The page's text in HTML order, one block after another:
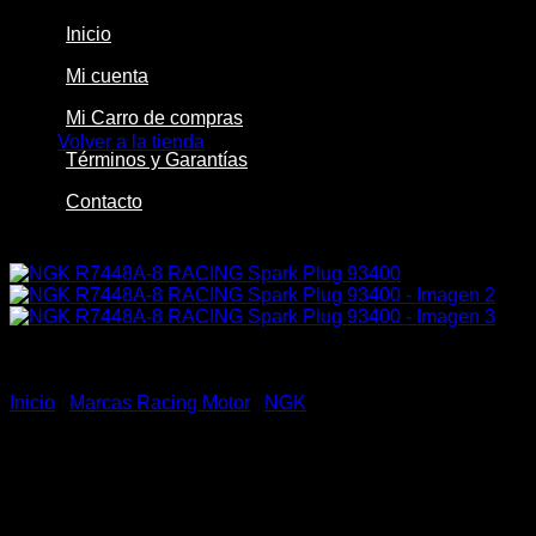
Volver a la tienda
Inicio
Mi cuenta
Mi Carro de compras
Términos y Garantías
Contacto
Inicio Marcas Racing Motor NGK